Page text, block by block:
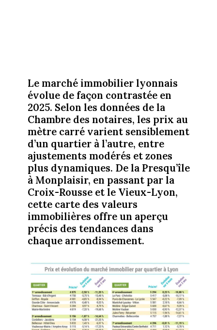
Le marché immobilier lyonnais
évolue de façon contrastée en
2025. Selon les données de la
Chambre des notaires, les prix au
mètre carré varient sensiblement
d’un quartier à l’autre, entre
ajustements modérés et zones
plus dynamiques. De la Presqu’île
à Monplaisir, en passant par la
Croix-Rousse et le Vieux-Lyon,
cette carte des valeurs
immobilières offre un aperçu
précis des tendances dans
chaque arrondissement.